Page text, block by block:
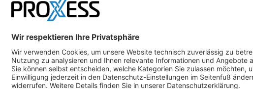
Zugangsdaten haben, können Sie diese hier beantragen: